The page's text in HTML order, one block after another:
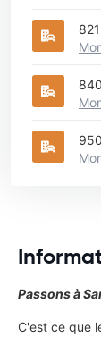
Passons à
C'est ce que